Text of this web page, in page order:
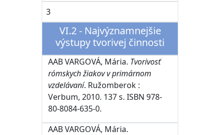
3
VI.2 - Najvýznamnejšie
výstupy tvorivej činnosti
AAB VARGOVÁ, Mária. Tvorivosť
rómskych žiakov v primárnom
vzdelávaní. Ružomberok :
Verbum, 2010. 137 s. ISBN 978-
80-8084-635-0.
AAB VARGOVÁ, Mária.